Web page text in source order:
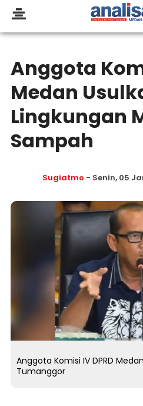
Anggota
Medan
Lingkungan
Sampah
Sugiatmo - Senin, 05
Anggota Komisi IV DPRD
Tumanggor